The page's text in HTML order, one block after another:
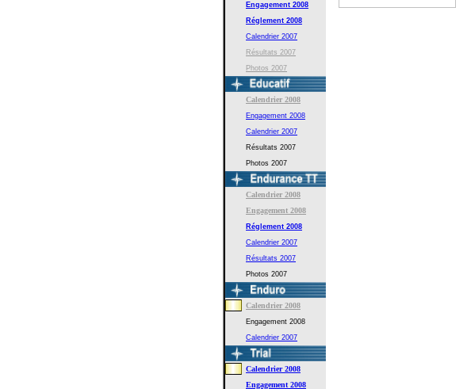
Engagement 2008
Réglement 2008
Calendrier 2007
Résultats 2007
Photos 2007
Calendrier 2008
Engagement 2008
Calendrier 2007
Résultats 2007
Photos 2007
Calendrier 2008
Engagement 2008
Réglement 2008
Calendrier 2007
Résultats 2007
Photos 2007
Calendrier 2008
Engagement 2008
Calendrier 2007
Calendrier 2008
Engagement 2008